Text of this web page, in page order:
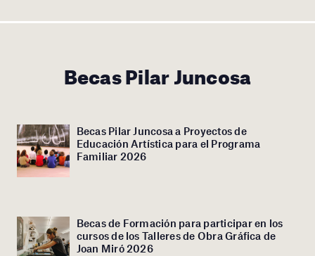
Becas Pilar Juncosa
Becas Pilar Juncosa a Proyectos de
Educación Artística para el Programa
Familiar 2026
Becas de Formación para participar en los
cursos de los Talleres de Obra Gráfica de
Joan Miró 2026